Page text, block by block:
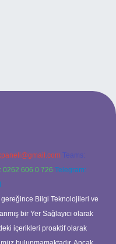
Teams:
0262 606 0 726 Telegram:
gereğince Bilgi Teknolojileri ve
bir Yer Sağlayıcı olarak
içerikleri proaktif olarak